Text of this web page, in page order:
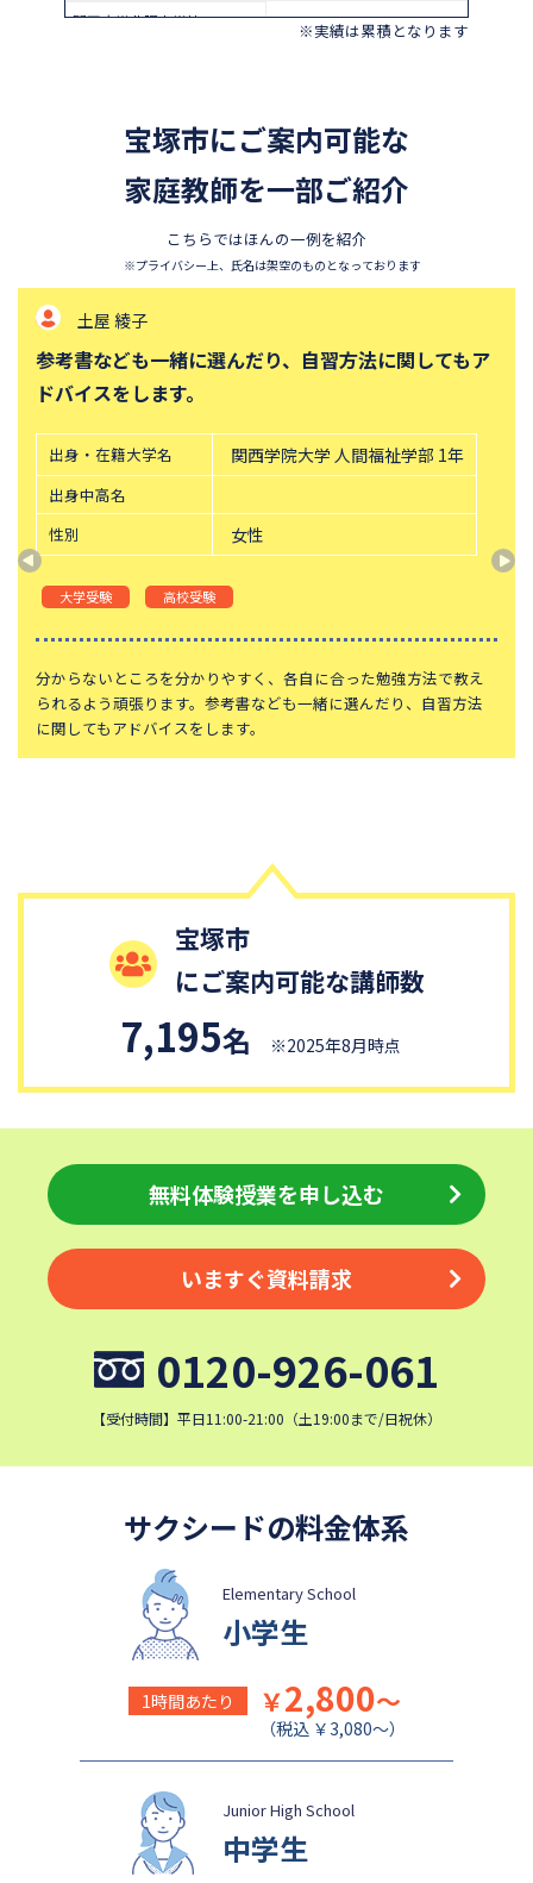
関西大学北陽中学校
※実績は累積となります
宝塚市にご案内可能な
家庭教師を一部ご紹介
こちらではほんの一例を紹介
※プライバシー上、氏名は架空のものとなっております
土屋 綾子
参考書なども一緒に選んだり、自習方法に関してもア
ドバイスをします。
出身・在籍大学名 関西学院大学 人間福祉学部 1年
出身中高名
性別
女性
大学受験 高校受験
分からないところを分かりやすく、各自に合った勉強方法で教え
られるよう頑張ります。参考書なども一緒に選んだり、自習方法
に関してもアドバイスをします。
宝塚市
にご案内可能な講師数
7,195名 ※2025年8月時点
無料体験授業を申し込む
いますぐ資料請求
0120-926-061
【受付時間】平日11:00-21:00（土19:00まで/日祝休）
サクシードの料金体系
Elementary School
小学生
1時間あたり ￥2,800～
（税込 ￥3,080～）
Junior High School
中学生